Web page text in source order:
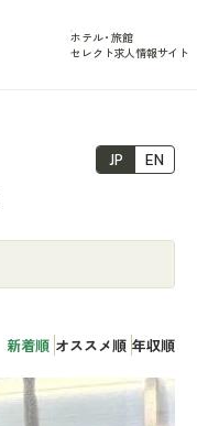
ホテル・旅館
セレクト求人情報サイト
新着順 オススメ順 年収順
JP EN